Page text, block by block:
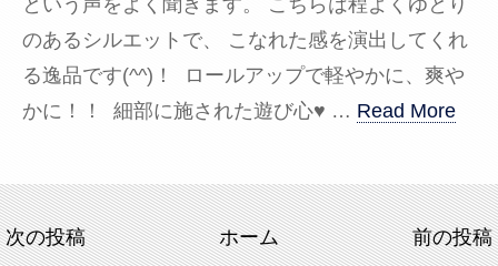
のあるシルエットで、 こなれた感を演出してくれ
る逸品です(^^)！ ロールアップで軽やかに、爽や
かに！！ 細部に施された遊び心♥ … Read More
次の投稿 前の投稿
ホーム